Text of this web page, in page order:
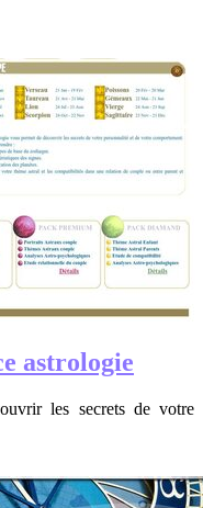
astrologie
les secrets de votre